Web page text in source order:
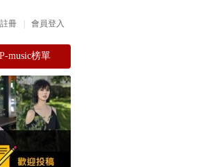
會員登入
冊
P-music榜單